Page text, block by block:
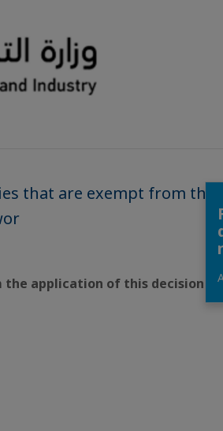
that are exempt from the
application of this decision.